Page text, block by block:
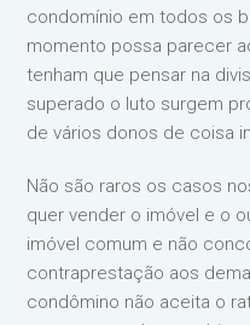
condomínio em todos os
momento possa parecer
tenham que pensar na
superado o luto surgem
de vários donos de coisa
Não são raros os casos
quer vender o imóvel e o
imóvel comum e não
contraprestação aos
condômino não aceita o